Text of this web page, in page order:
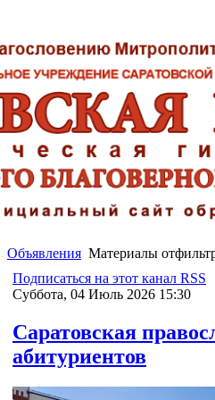
Объявления Материалы
Подписаться на этот канал RSS
Суббота, 04 Июль 2026 15:30
Саратовская
абитуриентов